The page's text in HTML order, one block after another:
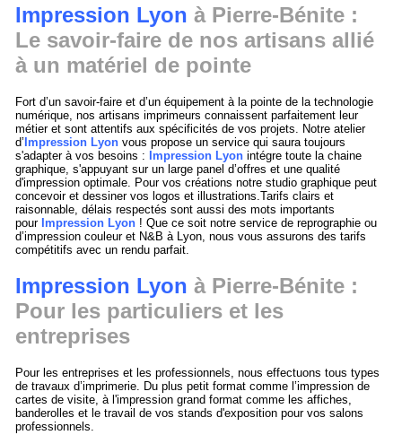
Impression Lyon à Pierre-Bénite :
Le savoir-faire de nos artisans allié
à un matériel de pointe
Fort d’un savoir-faire et d’un équipement à la pointe de la technologie
numérique, nos artisans imprimeurs connaissent parfaitement leur
métier et sont attentifs aux spécificités de vos projets. Notre atelier
d’ Impression Lyon vous propose un service qui saura toujours
s'adapter à vos besoins : Impression Lyon intégre toute la chaine
graphique, s'appuyant sur un large panel d’offres et une qualité
d'impression optimale. Pour vos créations notre studio graphique peut
concevoir et dessiner vos logos et illustrations.Tarifs clairs et
raisonnable, délais respectés sont aussi des mots importants
pour Impression Lyon ! Que ce soit notre service de reprographie ou
d’impression couleur et N&B à Lyon, nous vous assurons des tarifs
compétitifs avec un rendu parfait.
Impression Lyon à Pierre-Bénite :
Pour les particuliers et les
entreprises
Pour les entreprises et les professionnels, nous effectuons tous types
de travaux d’imprimerie. Du plus petit format comme l’impression de
cartes de visite, à l'impression grand format comme les affiches,
banderolles et le travail de vos stands d'exposition pour vos salons
professionnels.